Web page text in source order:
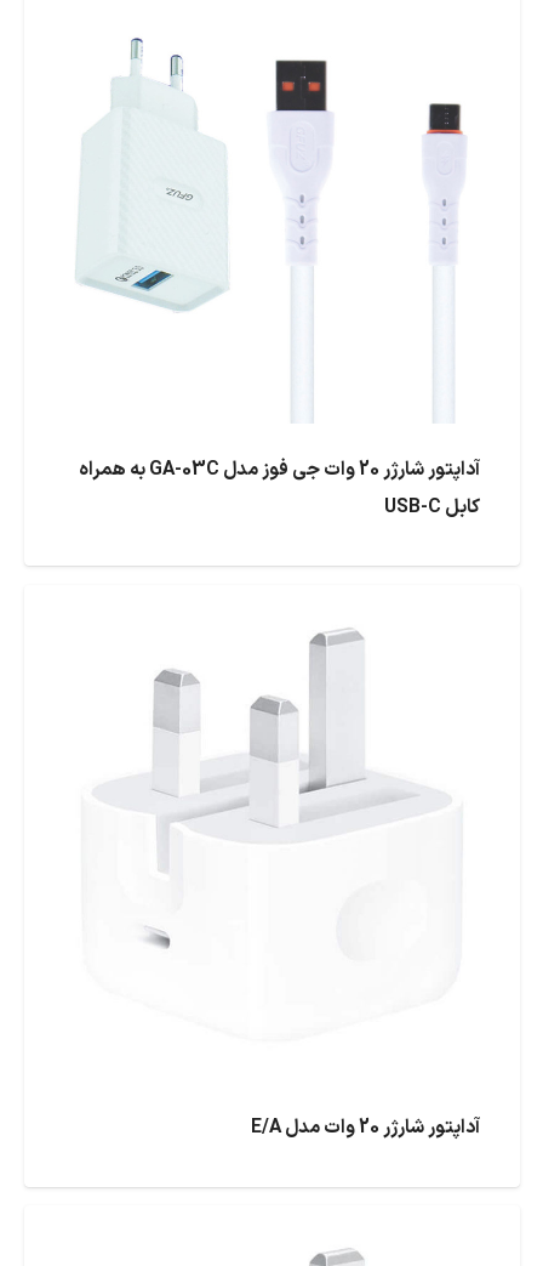
آداپتور شارژر 20 وات جی فوز مدل GA-03C به همراه
کابل USB-C
آداپتور شارژر 20 وات مدل E/A